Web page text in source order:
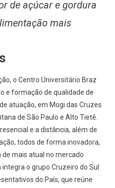
de açúcar e gordura
mais
o Centro Universitário Braz
e formação de qualidade de
atuação, em Mogi das Cruzes
de São Paulo e Alto Tietê.
e a distância, além de
todos de forma inovadora,
mais atual no mercado
o grupo Cruzeiro do Sul
do País, que reúne